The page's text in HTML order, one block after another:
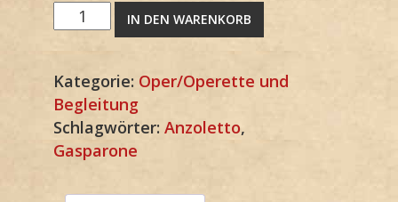
3F1531KP
Menge
IN DEN WARENKORB
Kategorie: Oper/Operette und
Begleitung
Schlagwörter: Anzoletto,
Gasparone